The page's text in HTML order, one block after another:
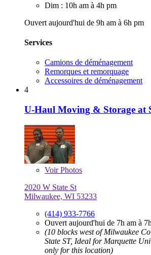
Dim : 10h am à 4h pm
Ouvert aujourd'hui de 9h am à 6h pm
Services
Camions de déménagement
Remorques et remorquage
Accessoires de déménagement
4
U-Haul Moving & Storage at
VoirPhotos
2020 W State St
Milwaukee, WI 53233
(414) 933-7766
Ouvert aujourd'hui de 7h am à
(10 blocks west of Milwaukee
State ST, Ideal for Marquette
only for this location)